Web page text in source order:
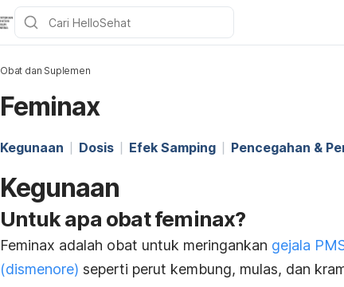
Obat dan Suplemen
Feminax
Kegunaan Dosis Efek Samping Pencegahan &
Kegunaan
Untuk apa obat feminax?
Feminax adalah obat untuk meringankan gejala
(dismenore) seperti perut kembung, mulas, dan